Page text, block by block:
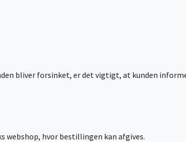
bliver forsinket, er det vigtigt, at kunden
hvor bestillingen kan afgives.